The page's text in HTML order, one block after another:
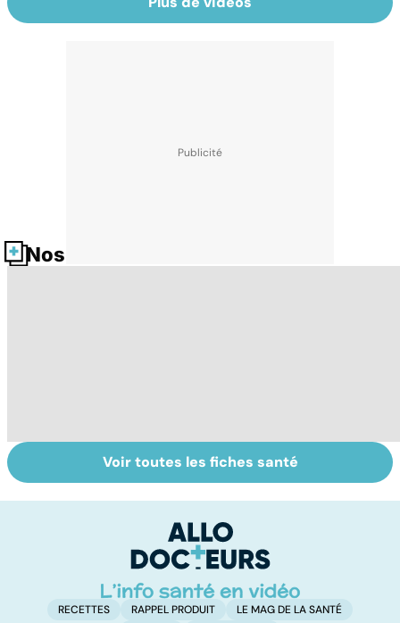
Nos fiches santé
Parkinson :
stupeur et
Tout savoir sur
les infections
Voir toutes les fiches santé
RECETTES RAPPEL PRODUIT LE MAG DE LA SANTÉ